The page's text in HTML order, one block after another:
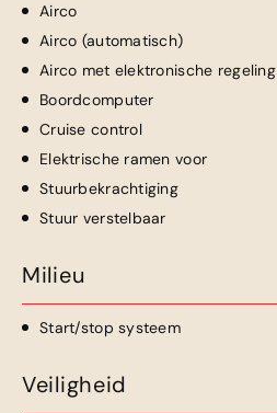
Airco
Airco (automatisch)
Airco met elektronische regeling
Boordcomputer
Cruise control
Elektrische ramen voor
Stuurbekrachtiging
Stuur verstelbaar
Milieu
Start/stop systeem
Veiligheid